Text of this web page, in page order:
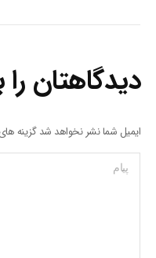
دیدگاهتان
ایمیل شما نشر نخواهد شد گزینه
پیام